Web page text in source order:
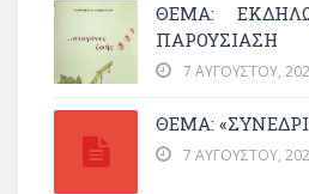
ΘΈΜΑ:
ΠΑΡΟΥΣΊΑΣΗ
7 ΑΥΓΟΎΣΤΟΥ,
ΘΕΜΑ:
7 ΑΥΓΟΎΣΤΟΥ,